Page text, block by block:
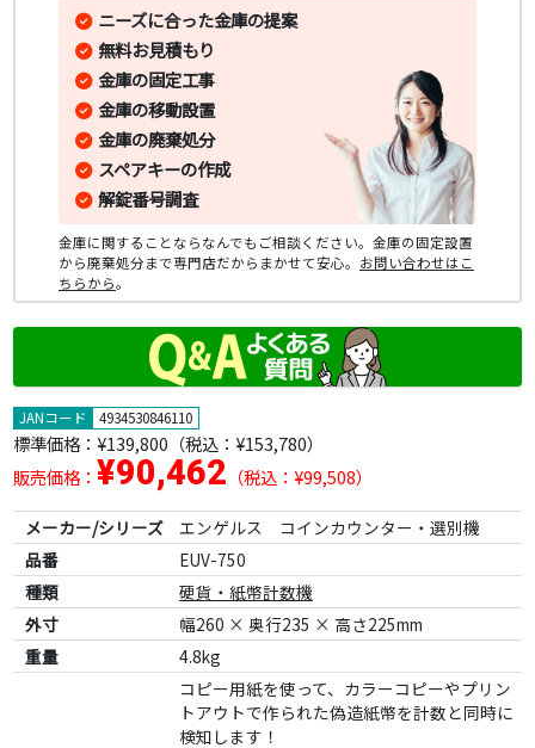
JANコード 4934530846110
標準価格： ¥139,800 （税込：¥153,780）
販売価格： ¥90,462 （税込：¥99,508）
メーカー/シリーズ
エンゲルス コインカウンター・選別機
品番
EUV-750
種類
硬貨・紙幣計数機
外寸
幅260 × 奥行235 × 高さ225mm
重量
4.8kg
コピー用紙を使って、カラーコピーやプリン
トアウトで作られた偽造紙幣を計数と同時に
検知します！
ニーズに合った金庫の提案
無料お見積もり
金庫の固定工事
金庫の移動設置
金庫の廃棄処分
スペアキーの作成
解錠番号調査
金庫に関することならなんでもご相談ください。金庫の固定設置
から廃棄処分まで専門店だからまかせて安心。 お問い合わせはこ
ちらから。